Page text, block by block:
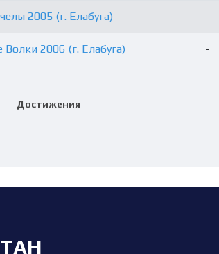
2005 (г. Елабуга) -
2006 (г. Елабуга) -
Достижения